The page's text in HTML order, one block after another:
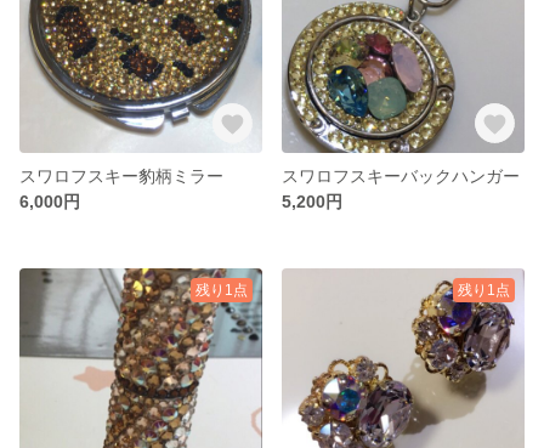
スワロフスキー豹柄ミラー
6,000円
スワロフスキーバックハンガー
5,200円
残り1点 残り1点